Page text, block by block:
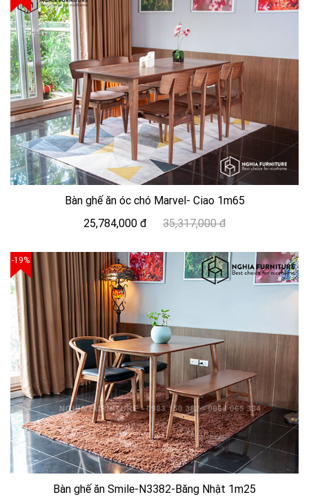
Bàn ghế ăn óc chó Marvel- Ciao 1m65
25,784,000 đ
35,317,000 đ
-19%
Bàn ghế ăn Smile-N3382-Băng Nhật 1m25